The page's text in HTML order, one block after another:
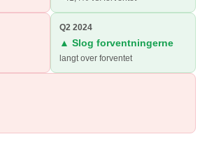
Q2 2024
▲ Slog forventningerne
langt over forventet